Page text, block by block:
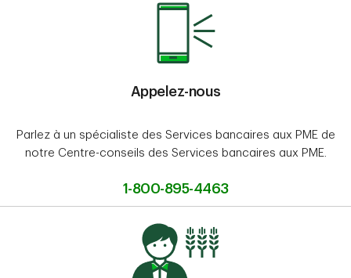
Appelez-nous
Parlez à un spécialiste des Services bancaires aux PME de
notre Centre-conseils des Services bancaires aux PME.
1-800-895-4463